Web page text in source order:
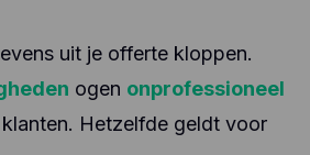
uit je offerte kloppen.
ogen onprofessioneel
Hetzelfde geldt voor